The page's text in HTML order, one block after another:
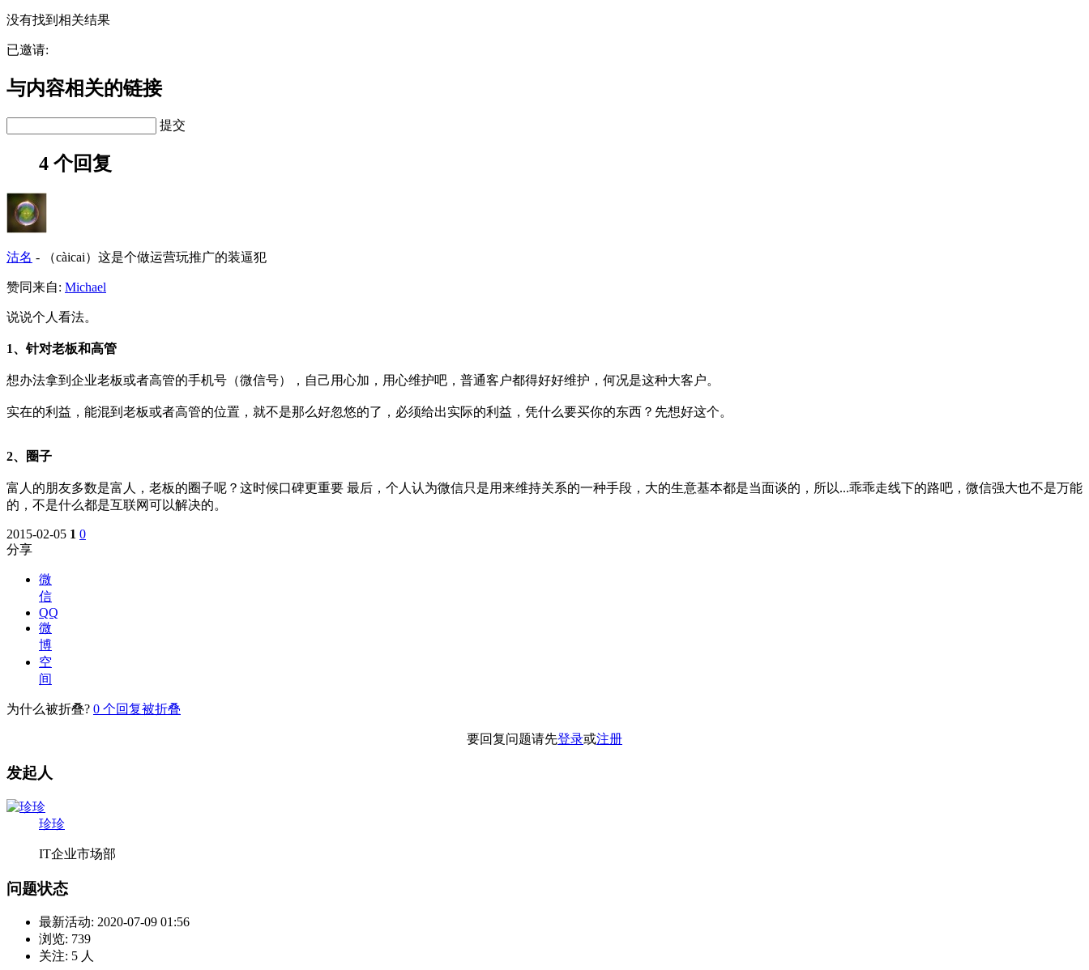
没有找到相关结果
已邀请:
与内容相关的链接
提交
4 个回复
沽名 - （càicai）这是个做运营玩推广的装逼犯
赞同来自: Michael
说说个人看法。
1、针对老板和高管
想办法拿到企业老板或者高管的手机号（微信号），自己用心加，用心维护吧，普通客户都得好好维护，何况是这种大客户。
实在的利益，能混到老板或者高管的位置，就不是那么好忽悠的了，必须给出实际的利益，凭什么要买你的东西？先想好这个。
2、圈子
富人的朋友多数是富人，老板的圈子呢？这时候口碑更重要 最后，个人认为微信只是用来维持关系的一种手段，大的生意基本都是当面谈的，所以...乖乖走线下的路吧，微信强大也不是万能
的，不是什么都是互联网可以解决的。
2015-02-05 1 0
分享
微
信
QQ
微
博
空
间
为什么被折叠? 0 个回复被折叠
要回复问题请先登录或注册
发起人
珍珍
IT企业市场部
问题状态
最新活动: 2020-07-09 01:56
浏览: 739
关注: 5 人